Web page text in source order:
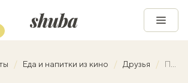
Еда и напитки из кино Друзья Пюре от Моники, соус от Чендлера: меню на День благодарения из сериала «Друзья»